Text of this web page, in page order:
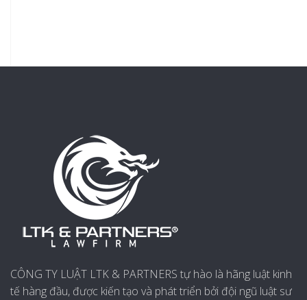
CÔNG TY LUẬT LTK & PARTNERS tự hào là hãng luật kinh
tế hàng đầu, được kiến tạo và phát triển bởi đội ngũ luật sư